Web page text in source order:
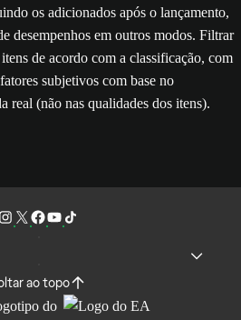
os adicionados após o lançamento,
desempenhos em outros modos. Filtrar
de acordo com a classificação, com
subjetivos com base no
real (não nas qualidades dos itens).
ao topo